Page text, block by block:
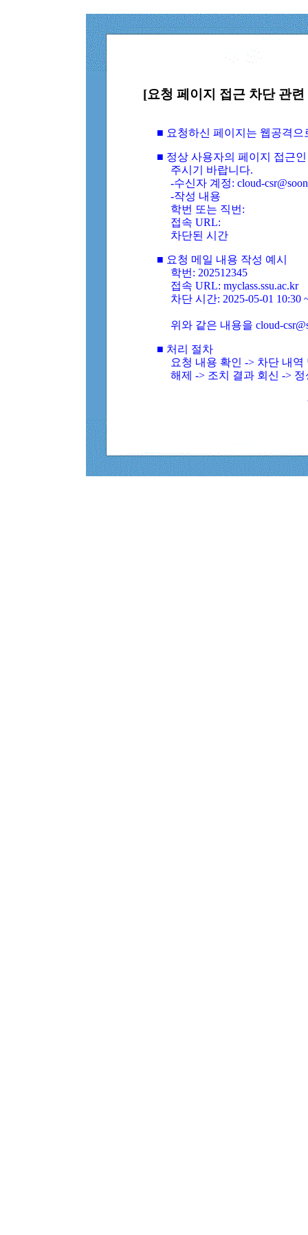
[요청 페이지 접근 차단 관
■ 요청하신 페이지는 웹공격
■ 정상 사용자의 페이지 접근
주시기 바랍니다.
-수신자 계정: cloud-
-작성 내용
학번 또는 직번:
접속 URL:
차단된 시간
■ 요청 메일 내용 작성 예시
학번: 202512345
접속 URL: myclass.ssu.ac.kr
차단 시간: 2025-05-01 10:30
위와 같은 내용을 cloud-
■ 처리 절차
요청 내용 확인 -> 차단 내
해제 -> 조치 결과 회신 ->